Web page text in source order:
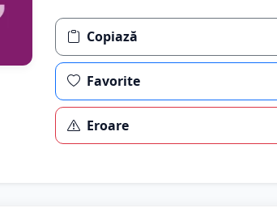
Copiază
Favorite
Eroare